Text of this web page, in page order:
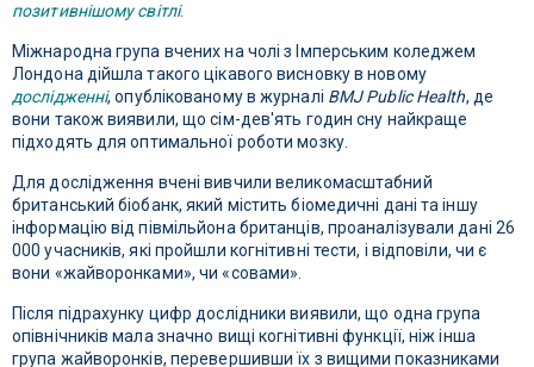
позитивнішому світлі.
Міжнародна група вчених на чолі з Імперським коледжем
Лондона дійшла такого цікавого висновку в новому
дослідженні, опублікованому в журналі BMJ Public Health, де
вони також виявили, що сім-дев'ять годин сну найкраще
підходять для оптимальної роботи мозку.
Для дослідження вчені вивчили великомасштабний
британський біобанк, який містить біомедичні дані та іншу
інформацію від півмільйона британців, проаналізували дані 26
000 учасників, які пройшли когнітивні тести, і відповіли, чи є
вони «жайворонками», чи «совами».
Після підрахунку цифр дослідники виявили, що одна група
опівнічників мала значно вищі когнітивні функції, ніж інша
група жайворонків, перевершивши їх з вищими показниками